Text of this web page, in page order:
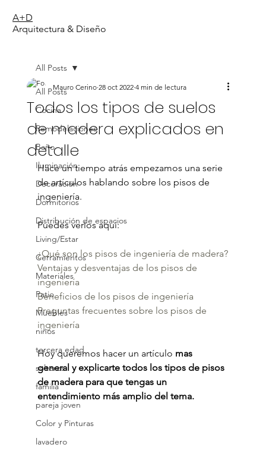
Arquitectura & Diseño
A+D
All Posts
Cocina
Remodelaciones
Baño
Iluminación
Decoración
Dormitorios
Distribución de espacios
Living/Estar
Cerramientos
Materiales
Patio
Muebles
niños
tercera edad
solteros
familia
pareja joven
Color y Pinturas
lavadero
All Posts
Todos los tipos de suelos
de madera explicados en
detalle
Mauro Cerino 28 oct 2022 4 min de lectura
Hace un tiempo atrás empezamos una serie
de artículos hablando sobre los pisos de
ingeniería.
Puedes verlos aquí:
¿Qué son los pisos de ingeniería de madera?
Ventajas y desventajas de los pisos de
ingeniería
Beneficios de los pisos de ingeniería
Preguntas frecuentes sobre los pisos de
ingeniería
Hoy queremos hacer un artículo mas
general y explicarte todos los tipos de pisos
de madera para que tengas un
entendimiento más amplio del tema.